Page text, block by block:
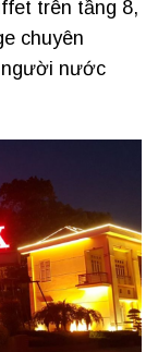
trên tầng 8,
chuyên
người nước